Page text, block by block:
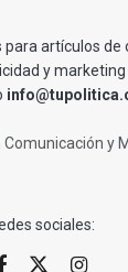
artículos de
y marketing
y
sociales: